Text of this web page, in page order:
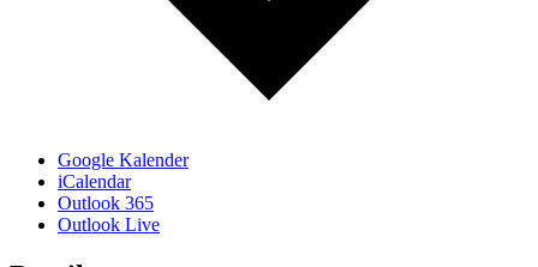
Google Kalender
iCalendar
Outlook 365
Outlook Live